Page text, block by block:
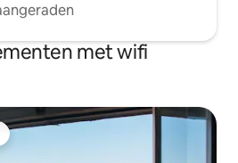
met wifi